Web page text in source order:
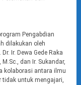
Pengabdian
dilakukan oleh
Ir. Dewa Gede Raka
dan Ir. Sukandar,
kolaborasi antara ilmu
tidak untuk mengajari,